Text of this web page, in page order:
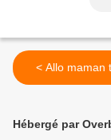
< Allo
Hébergé par